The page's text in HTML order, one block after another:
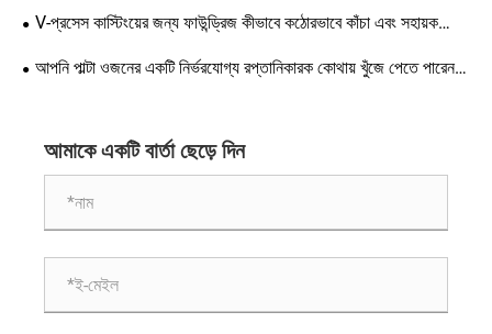
সময়, কাস্টম উত্পাদনের সময় কোন নির্দিষ্ট বিবরণ এবং মান কঠোর নিয়ন্ত্রণের প্রয়োজন
V-প্রসেস কাস্টিংয়ের জন্য ফাউন্ড্রিজ কীভাবে কঠোরভাবে কাঁচা এবং সহায়ক
সামগ্রী নিয়ন্ত্রণ করতে পারে? স্ট্যান্ডার্ড গ্রহণযোগ্যতা স্পেসিফিকেশন বাস্তবায়নের
আপনি পাল্টা ওজনের একটি নির্ভরযোগ্য রপ্তানিকারক কোথায় খুঁজে পেতে পারেন?
আমাকে একটি বার্তা ছেড়ে দিন